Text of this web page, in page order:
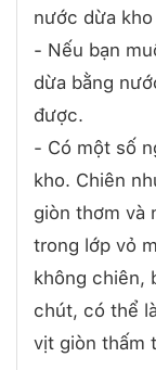
nước dừa
- Nếu bạn
dừa bằng
được.
- Có một số
kho. Chiên
giòn thơm và
trong lớp vỏ
không chiên,
chút, có thể
vịt giòn thấm